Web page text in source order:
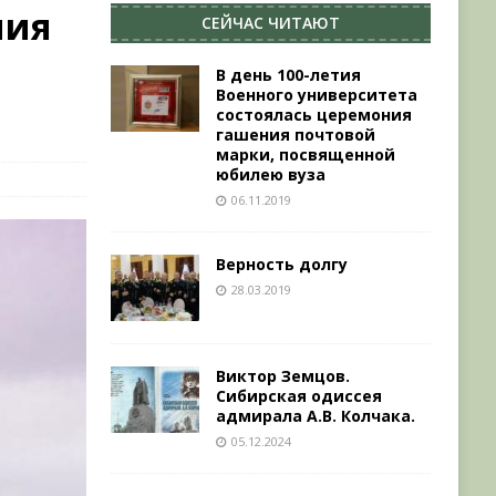
СЕЙЧАС ЧИТАЮТ
В день 100-летия
Военного университета
состоялась церемония
гашения почтовой
марки, посвященной
юбилею вуза
06.11.2019
Верность долгу
28.03.2019
Виктор Земцов.
Сибирская одиссея
адмирала А.В. Колчака.
05.12.2024